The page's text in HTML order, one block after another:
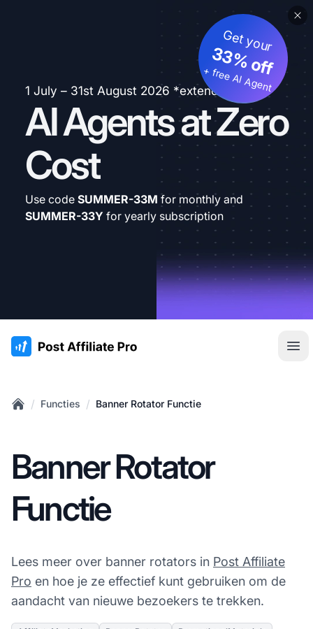
1 July – 31st August 2026 *extended
AI Agents at Zero
Cost
Get your
33% off
+ free AI Agent
Use code SUMMER-33M for monthly and
SUMMER-33Y for yearly subscription
:site.title
/ Functies / Banner Rotator Functie
Banner Rotator
Functie
Lees meer over banner rotators in Post Affiliate
Pro en hoe je ze effectief kunt gebruiken om de
aandacht van nieuwe bezoekers te trekken.